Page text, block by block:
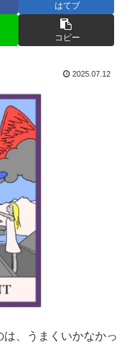
はてブ
コピー
2025.07.12
、うまくいかなかっ